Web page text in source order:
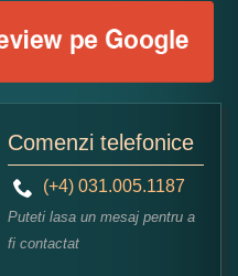
Comenzi telefonice
(+4) 031.005.1187
Puteti lasa un mesaj pentru a
fi contactat